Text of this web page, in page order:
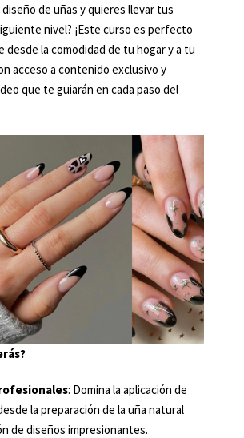
diseño de uñas y quieres llevar tus
nivel? ¡Este curso es perfecto
desde la comodidad de tu hogar y a tu
acceso a contenido exclusivo y
que te guiarán en cada paso del
: Domina la aplicación de
la preparación de la uña natural
de diseños impresionantes.